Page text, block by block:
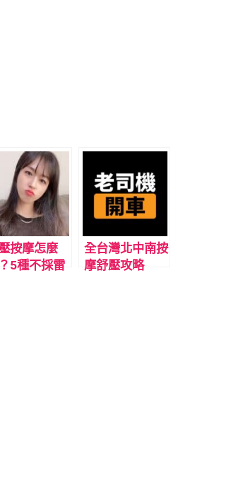
按摩怎麼
5種不採雷
全台灣北中南按
摩舒壓攻略